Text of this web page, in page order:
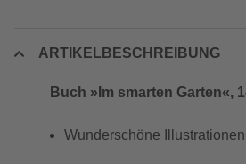
ARTIKELBESCHREIBUNG
Buch »Im smarten Garten«,
Wunderschöne